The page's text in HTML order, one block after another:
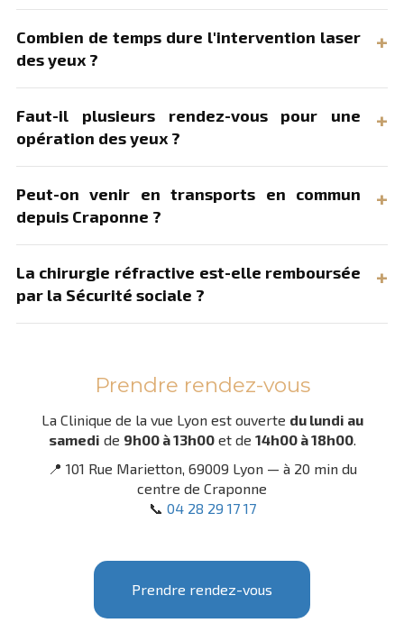
Combien de temps dure l'intervention laser
des yeux ?
Faut-il plusieurs rendez-vous pour une
opération des yeux ?
Peut-on venir en transports en commun
depuis Craponne ?
La chirurgie réfractive est-elle remboursée
par la Sécurité sociale ?
Prendre rendez-vous
La Clinique de la vue Lyon est ouverte du lundi au
samedi de 9h00 à 13h00et de 14h00 à 18h00.
📍 101 Rue Marietton, 69009 Lyon — à 20 min du
centre de Craponne
📞 04 28 29 17 17
Prendre rendez-vous